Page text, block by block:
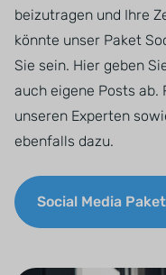
beizutragen und Ihre
könnte unser Paket
Sie sein. Hier geben
auch eigene Posts ab.
unseren Experten
ebenfalls dazu.
Social Media